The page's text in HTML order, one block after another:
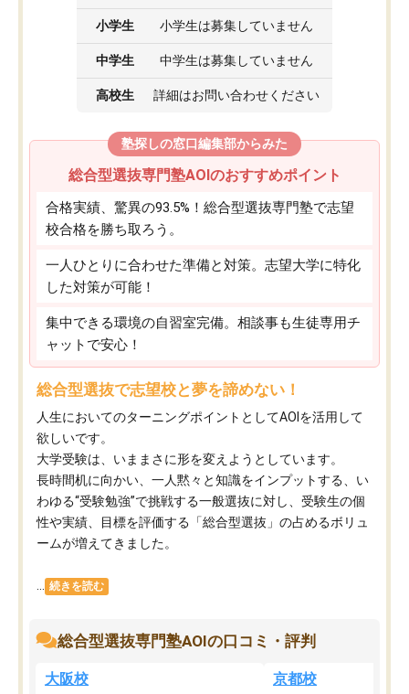
小学生 小学生は募集していません
中学生 中学生は募集していません
高校生 詳細はお問い合わせください
塾探しの窓口編集部からみた
総合型選抜専門塾AOIのおすすめポイント
合格実績、驚異の93.5%！総合型選抜専門塾で志望
校合格を勝ち取ろう。
一人ひとりに合わせた準備と対策。志望大学に特化
した対策が可能！
集中できる環境の自習室完備。相談事も生徒専用チ
ャットで安心！
総合型選抜で志望校と夢を諦めない！
人生においてのターニングポイントとしてAOIを活用して
欲しいです。
大学受験は、いままさに形を変えようとしています。
長時間机に向かい、一人黙々と知識をインプットする、い
わゆる“受験勉強”で挑戦する一般選抜に対し、受験生の個
性や実績、目標を評価する「総合型選抜」の占めるボリュ
ームが増えてきました。
続きを読む
総合型選抜専門塾AOIの口コミ・評判
大阪校 京都校